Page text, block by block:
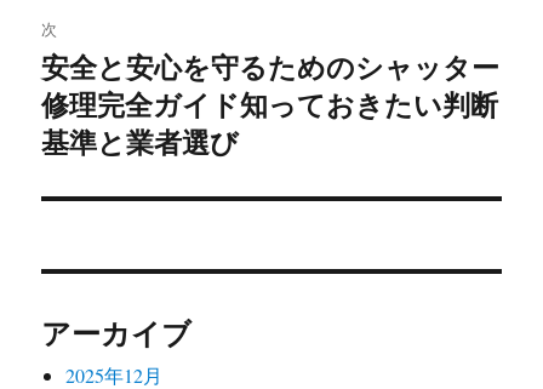
ー
シ
ョ
ン
次
次
の
投
安全と安心を守るためのシャッター
修理完全ガイド知っておきたい判断
基準と業者選び
アーカイブ
2025年12月